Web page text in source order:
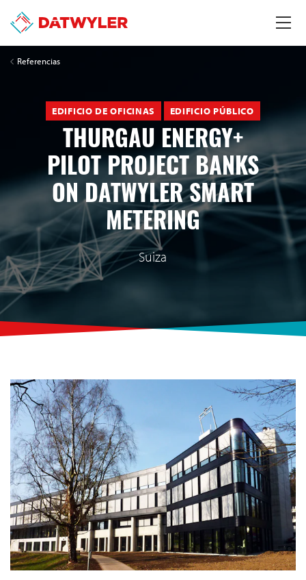
Referencias
EDIFICIO DE OFICINAS EDIFICIO PÚBLICO
THURGAU ENERGY+
PILOT PROJECT BANKS
ON DATWYLER SMART
METERING
Suiza